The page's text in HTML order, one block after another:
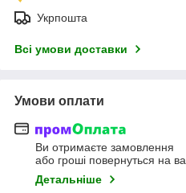
Укрпошта
Всі умови доставки
Умови оплати
Ви отримаєте замовлення
або гроші повернуться на
Детальніше